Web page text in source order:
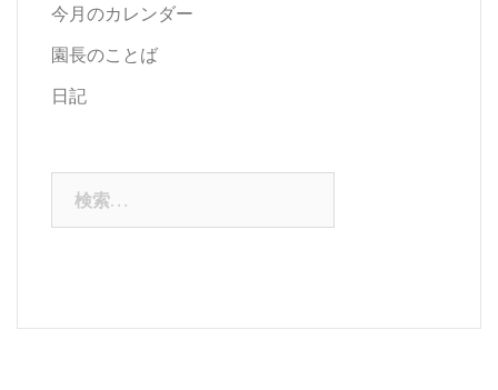
今月のカレンダー
園長のことば
日記